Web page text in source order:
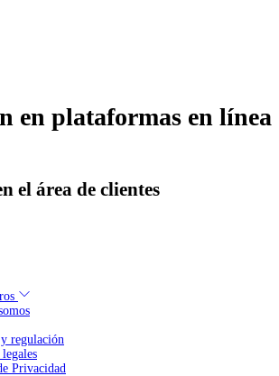
en plataformas en línea
el área de clientes
regulación
Privacidad